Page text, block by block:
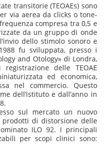
transitorie (TEOAEs) sono
via aerea da clicks o tone-
compresa tra 0,5 e
da un gruppo di onde
dello stimolo sonoro e
fu sviluppata, presso i
and Otology» di Londra,
delle TEOAE
ed economica,
nel commercio. Questo
dell’istituto e dall’anno in
sul mercato un nuovo
di distorsione delle
ILO 92. I principali
per scopi clinici sono: